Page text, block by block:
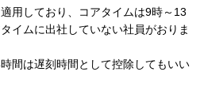
用しており、コアタイムは9時～13
イムに出社していない社員がおりま
間は遅刻時間として控除してもいい